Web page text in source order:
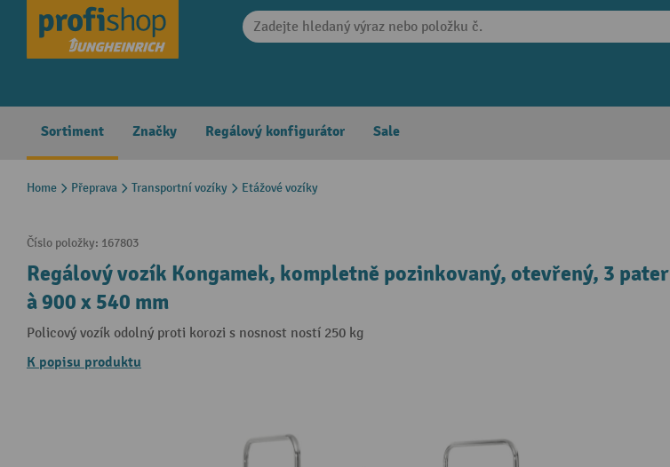
Skip to main navigation
Sortiment Značky Regálový konfigurátor Sale
Home Přeprava Transportní vozíky Etážové vozíky
Číslo položky: 167803
Regálový vozík Kongamek, kompletně pozinkovaný, otevřený, 3 pater
à 900 x 540 mm
Policový vozík odolný proti korozi s nosnost ností 250 kg
K popisu produktu